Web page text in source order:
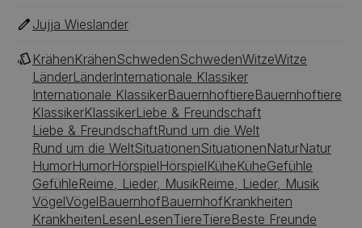
Jujja Wieslander
KrähenKrähenSchwedenSchwedenWitzeWitze
LänderLänderInternationale Klassiker
Internationale KlassikerBauernhoftiereBauernhoftiere
KlassikerKlassikerLiebe & Freundschaft
Liebe & FreundschaftRund um die Welt
Rund um die WeltSituationenSituationenNaturNatur
HumorHumorHörspielHörspielKüheKüheGefühle
GefühleReime, Lieder, MusikReime, Lieder, Musik
VögelVögelBauernhofBauernhofKrankheiten
KrankheitenLesenLesenTiereTiereBeste Freunde